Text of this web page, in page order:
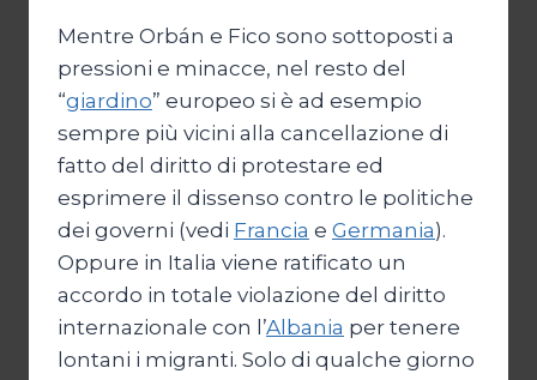
Mentre Orbán e Fico sono sottoposti a
pressioni e minacce, nel resto del
“giardino” europeo si è ad esempio
sempre più vicini alla cancellazione di
fatto del diritto di protestare ed
esprimere il dissenso contro le politiche
dei governi (vedi Francia e Germania).
Oppure in Italia viene ratificato un
accordo in totale violazione del diritto
internazionale con l’Albania per tenere
lontani i migranti. Solo di qualche giorno